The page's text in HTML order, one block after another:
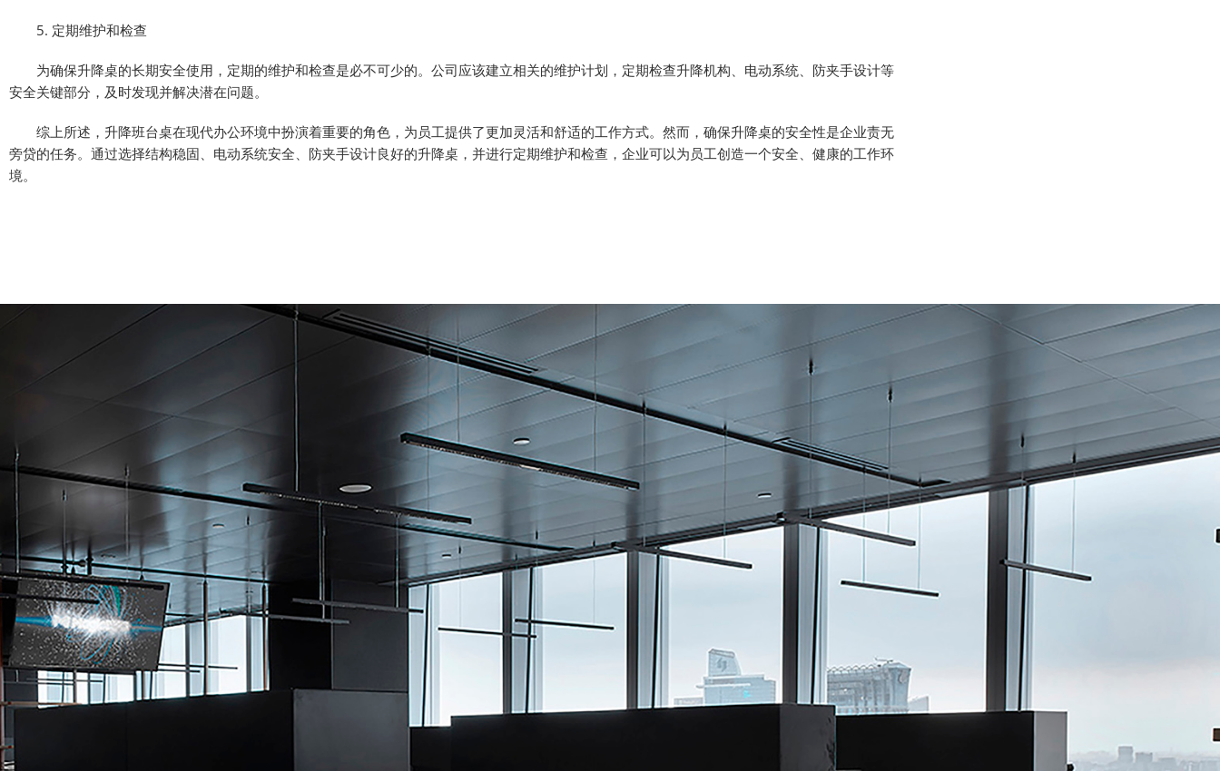
5. 定期维护和检查
为确保升降桌的长期安全使用，定期的维护和检查是必不可少的。公司应该建立相关的维护计划，定期检查升降机构、电动系统、防夹手设计等
安全关键部分，及时发现并解决潜在问题。
综上所述，升降班台桌在现代办公环境中扮演着重要的角色，为员工提供了更加灵活和舒适的工作方式。然而，确保升降桌的安全性是企业责无
旁贷的任务。通过选择结构稳固、电动系统安全、防夹手设计良好的升降桌，并进行定期维护和检查，企业可以为员工创造一个安全、健康的工作环
境。